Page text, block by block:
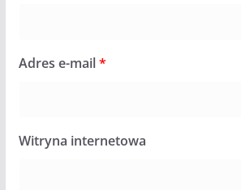
Adres e-mail*
Witryna internetowa